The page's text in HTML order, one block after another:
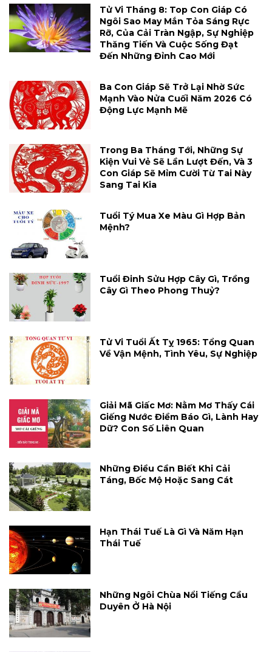
Tử Vi Tháng 8: Top Con Giáp Có
Ngôi Sao May Mắn Tỏa Sáng Rực
Rỡ, Của Cải Tràn Ngập, Sự Nghiệp
Thăng Tiến Và Cuộc Sống Đạt
Đến Những Đỉnh Cao Mới
Ba Con Giáp Sẽ Trở Lại Nhờ Sức
Mạnh Vào Nửa Cuối Năm 2026 Có
Động Lực Mạnh Mẽ
Trong Ba Tháng Tới, Những Sự
Kiện Vui Vẻ Sẽ Lần Lượt Đến, Và 3
Con Giáp Sẽ Mỉm Cười Từ Tai Này
Sang Tai Kia
Tuổi Tý Mua Xe Màu Gì Hợp Bản
Mệnh?
Tuổi Đinh Sửu Hợp Cây Gì, Trồng
Cây Gì Theo Phong Thuỷ?
Tử Vi Tuổi Ất Tỵ 1965: Tổng Quan
Về Vận Mệnh, Tình Yêu, Sự Nghiệp
Giải Mã Giấc Mơ: Nằm Mơ Thấy Cái
Giếng Nước Điềm Báo Gì, Lành Hay
Dữ? Con Số Liên Quan
Những Điều Cần Biết Khi Cải
Táng, Bốc Mộ Hoặc Sang Cát
Hạn Thái Tuế Là Gì Và Năm Hạn
Thái Tuế
Những Ngôi Chùa Nổi Tiếng Cầu
Duyên Ở Hà Nội